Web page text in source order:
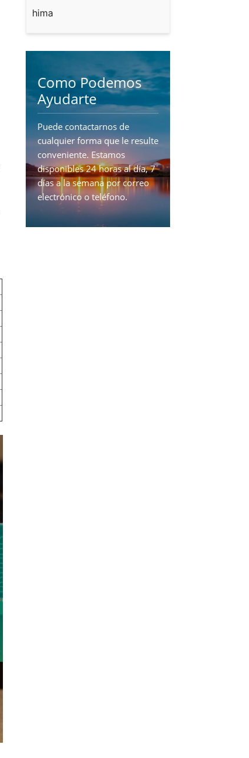
hima
Como Podemos
Ayudarte
Puede contactarnos de
cualquier forma que le resulte
conveniente. Estamos
disponibles 24 horas al día, 7
días a la semana por correo
electrónico o teléfono.